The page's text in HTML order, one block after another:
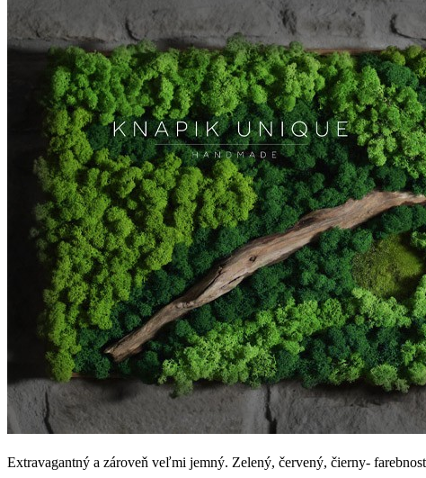
Extravagantný a zároveň veľmi jemný. Zelený, červený, čierny-